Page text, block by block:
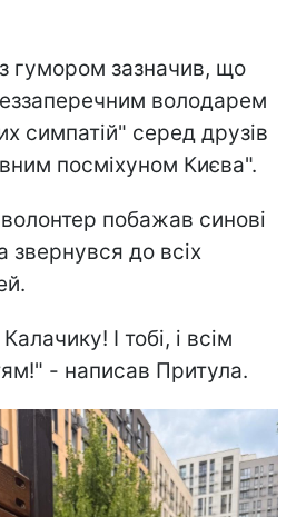
гумором зазначив, що
володарем
симпатій" серед друзів
посміхуном Києва".
побажав синові
звернувся до всіх
І тобі, і всім
- написав Притула.